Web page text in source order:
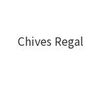
Chives Regal